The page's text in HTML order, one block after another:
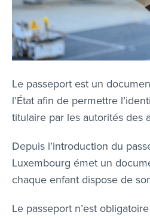
Le passeport est un
l’État afin de permettre
titulaire par les autorités des
Depuis l’introduction du
Luxembourg émet un
chaque enfant dispose de
Le passeport n’est